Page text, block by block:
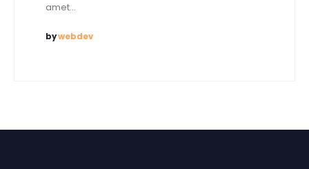
amet...
bywebdev